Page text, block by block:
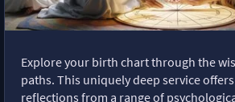
Explore your birth chart through the
paths. This uniquely deep service
reflections from a range of